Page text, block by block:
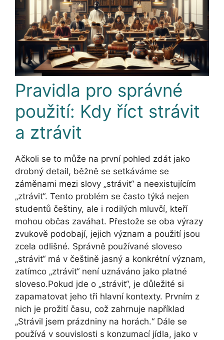
Pravidla pro správné
použití: Kdy říct strávit
a ztrávit
Ačkoli se to může na první pohled zdát jako
drobný detail, běžně se setkáváme se
záměnami mezi slovy „strávit“ a neexistujícím
„ztrávit“. Tento problém se často týká nejen
studentů češtiny, ale i rodilých mluvčí, kteří
mohou občas zaváhat. Přestože se oba výrazy
zvukově podobají, jejich význam a použití jsou
zcela odlišné. Správně používané sloveso
„strávit“ má v češtině jasný a konkrétní význam,
zatímco „ztrávit“ není uznáváno jako platné
sloveso.Pokud jde o „strávit“, je důležité si
zapamatovat jeho tři hlavní kontexty. Prvním z
nich je prožití času, což zahrnuje například
„Strávil jsem prázdniny na horách.“ Dále se
používá v souvislosti s konzumací jídla, jako v